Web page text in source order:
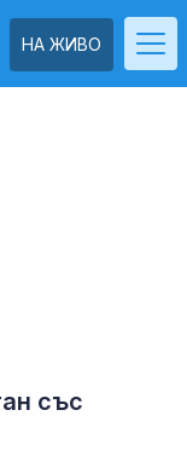
НА ЖИВО
със